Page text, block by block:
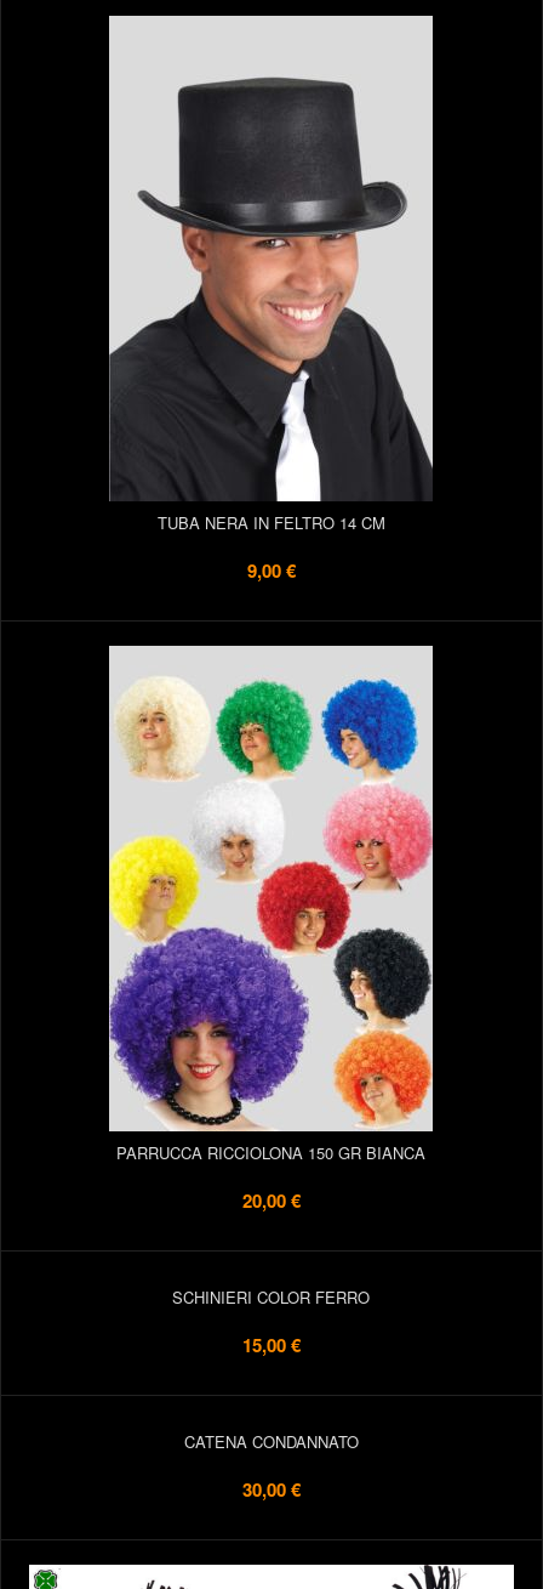
TUBA NERA IN FELTRO 14 CM
9,00 €
PARRUCCA RICCIOLONA 150 GR BIANCA
20,00 €
SCHINIERI COLOR FERRO
15,00 €
CATENA CONDANNATO
30,00 €